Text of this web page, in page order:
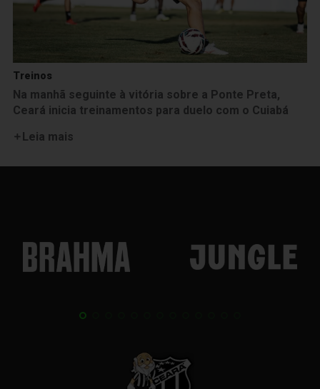
Treinos
Na manhã seguinte à vitória sobre a Ponte Preta,
Ceará inicia treinamentos para duelo com o Cuiabá
Leia mais